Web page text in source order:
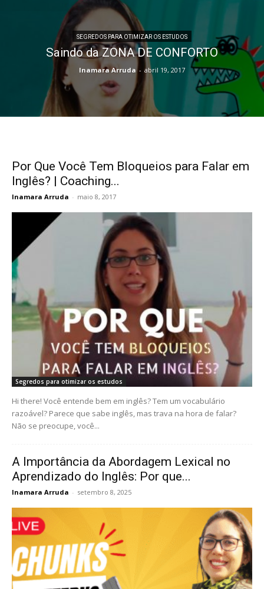
SEGREDOS PARA OTIMIZAR OS ESTUDOS
Saindo da ZONA DE CONFORTO
Inamara Arruda - abril 19, 2017
Por Que Você Tem Bloqueios para Falar em
Inglês? | Coaching...
Inamara Arruda - maio 8, 2017
Segredos para otimizar os estudos
Hi there! Você entende bem em inglês? Tem um vocabulário
razoável? Parece que sabe inglês, mas trava na hora de falar?
Não se preocupe, você...
A Importância da Abordagem Lexical no
Aprendizado do Inglês: Por que...
Inamara Arruda - setembro 8, 2025